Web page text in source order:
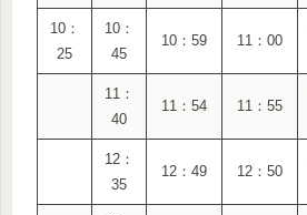
10：
25
10：
45
10：59 11：00
11：
40
11：54 11：55
12：
35
12：49 12：50